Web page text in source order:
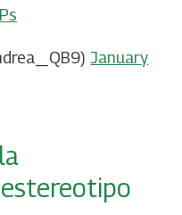
January